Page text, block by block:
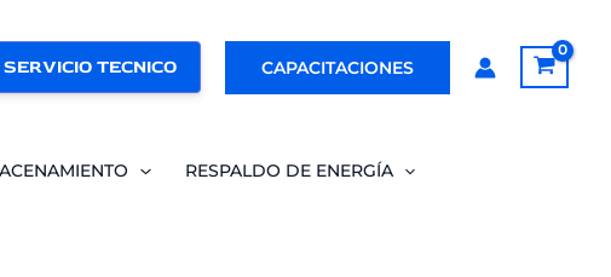
TECNICO CAPACITACIONES
RESPALDO DE ENERGÍA